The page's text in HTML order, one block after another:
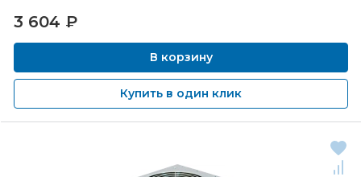
3 604 ₽
В корзину
Купить в один клик